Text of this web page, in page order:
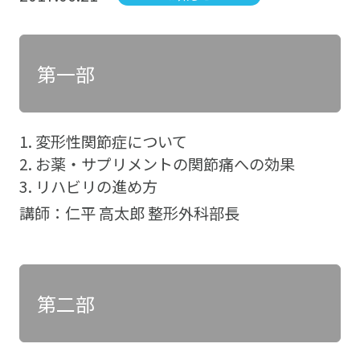
第一部
変形性関節症について
お薬・サプリメントの関節痛への効果
リハビリの進め方
講師：仁平 高太郎 整形外科部長
第二部